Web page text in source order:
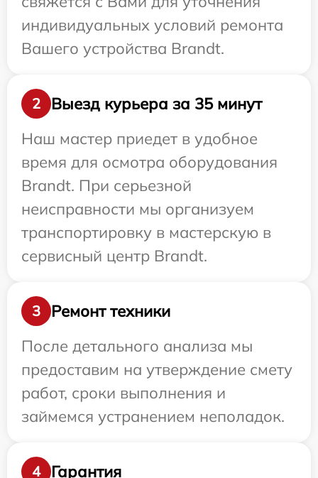
индивидуальных условий ремонта
Вашего устройства Brandt.
2
Выезд курьера за 35 минут
Наш мастер приедет в удобное
время для осмотра оборудования
Brandt. При серьезной
неисправности мы организуем
транспортировку в мастерскую в
сервисный центр Brandt.
3
Ремонт техники
После детального анализа мы
предоставим на утверждение смету
работ, сроки выполнения и
займемся устранением неполадок.
4 Гарантия